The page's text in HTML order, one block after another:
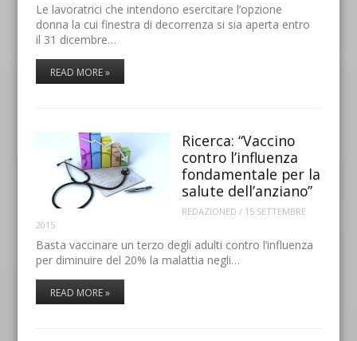
Le lavoratrici che intendono esercitare l’opzione
donna la cui finestra di decorrenza si sia aperta entro
il 31 dicembre…
READ MORE »
Ricerca: “Vaccino
contro l’influenza
fondamentale per la
salute dell’anziano”
REDAZIONED / 15 SETTEMBRE
2015
Basta vaccinare un terzo degli adulti contro l’influenza
per diminuire del 20% la malattia negli…
READ MORE »